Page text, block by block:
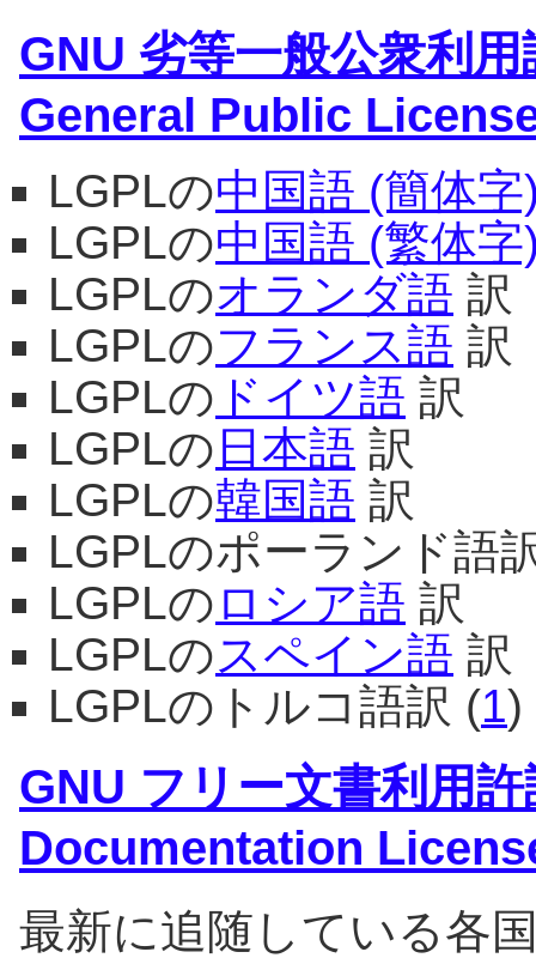
GNU 劣等一般公衆利
General Public
LGPLの中国語 (簡体字
LGPLの中国語 (繁体字
LGPLのオランダ語 訳
LGPLのフランス語 訳
LGPLの ドイツ語 訳
LGPLの 日本語 訳
LGPLの韓国語 訳
LGPLのポーランド語
LGPLの ロシア語 訳
LGPLのスペイン語 訳
LGPLのトルコ語訳 (1)
GNU フリー文書利用
Documentation
最新に追随している各